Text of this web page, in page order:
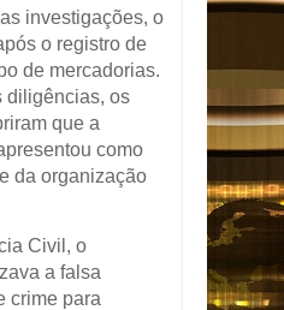
investigações, o
o registro de
de mercadorias.
diligências, os
que a
como
da organização
Civil, o
a falsa
crime para